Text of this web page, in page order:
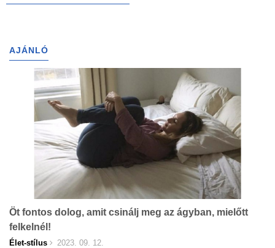
AJÁNLÓ
Öt fontos dolog, amit csinálj meg az ágyban, mielőtt
felkelnél!
Élet-stílus 2023. 09. 12.